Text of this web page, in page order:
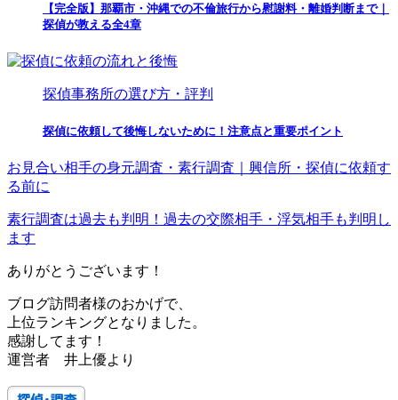
【完全版】那覇市・沖縄での不倫旅行から慰謝料・離婚判断まで｜
探偵が教える全4章
探偵事務所の選び方・評判
探偵に依頼して後悔しないために！注意点と重要ポイント
お見合い相手の身元調査・素行調査｜興信所・探偵に依頼す
る前に
素行調査は過去も判明！過去の交際相手・浮気相手も判明し
ます
ありがとうございます！
ブログ訪問者様のおかげで、
上位ランキングとなりました。
感謝してます！
運営者 井上優より